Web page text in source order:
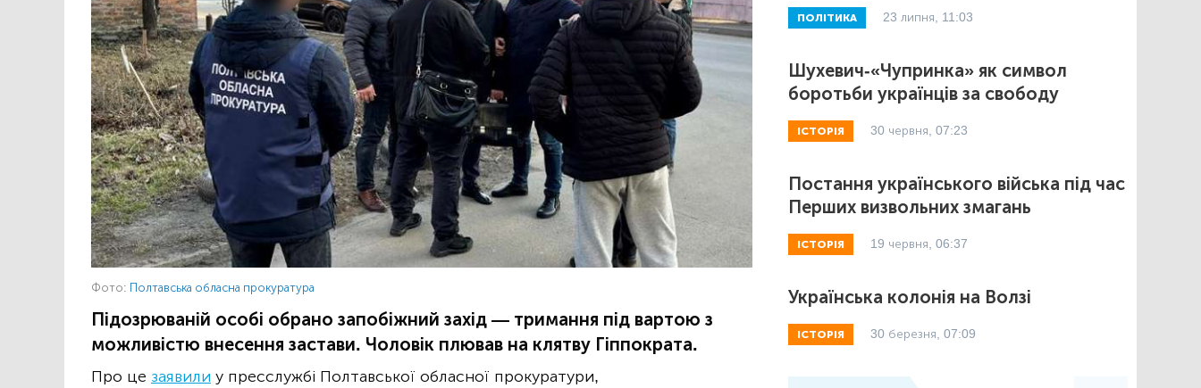
Фото: Полтавська обласна прокуратура
Підозрюваній особі обрано запобіжний захід — тримання під вартою з
можливістю внесення застави. Чоловік плював на клятву Гіппократа.
Про це заявили у пресслужбі Полтавської обласної прокуратури,
ПОЛІТИКА 23 липня, 11:03
Шухевич-«Чупринка» як символ
боротьби українців за свободу
ІСТОРІЯ 30 червня, 07:23
Постання українського війська під час
Перших визвольних змагань
ІСТОРІЯ 19 червня, 06:37
Українська колонія на Волзі
ІСТОРІЯ 30 березня, 07:09